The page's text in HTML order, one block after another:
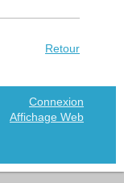
Retour
Connexion
Affichage Web